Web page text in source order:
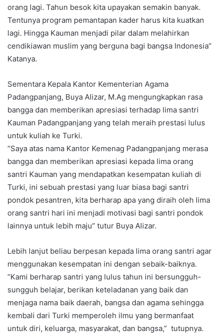
orang lagi. Tahun besok kita upayakan semakin banyak.
Tentunya program pemantapan kader harus kita kuatkan
lagi. Hingga Kauman menjadi pilar dalam melahirkan
cendikiawan muslim yang berguna bagi bangsa Indonesia”
Katanya.
Sementara Kepala Kantor Kementerian Agama
Padangpanjang, Buya Alizar, M.Ag mengungkapkan rasa
bangga dan memberikan apresiasi terhadap lima santri
Kauman Padangpanjang yang telah meraih prestasi lulus
untuk kuliah ke Turki.
“Saya atas nama Kantor Kemenag Padangpanjang merasa
bangga dan memberikan apresiasi kepada lima orang
santri Kauman yang mendapatkan kesempatan kuliah di
Turki, ini sebuah prestasi yang luar biasa bagi santri
pondok pesantren, kita berharap apa yang diraih oleh lima
orang santri hari ini menjadi motivasi bagi santri pondok
lainnya untuk lebih maju” tutur Buya Alizar.
Lebih lanjut beliau berpesan kepada lima orang santri agar
menggunakan kesempatan ini dengan sebaik-baiknya.
“Kami berharap santri yang lulus tahun ini bersungguh-
sungguh belajar, berikan keteladanan yang baik dan
menjaga nama baik daerah, bangsa dan agama sehingga
kembali dari Turki memperoleh ilmu yang bermanfaat
untuk diri, keluarga, masyarakat, dan bangsa,” tutupnya.